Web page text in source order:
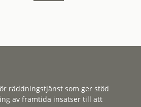
räddningstjänst som ger stöd
av framtida insatser till att